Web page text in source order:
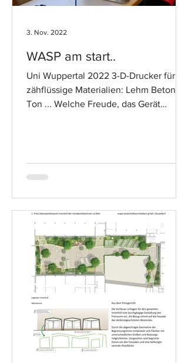
WASP am start..
Uni Wuppertal 2022 3-D-Drucker für
zähflüssige Materialien: Lehm Beton
Ton ... Welche Freude, das Gerät
3. Nov. 2022